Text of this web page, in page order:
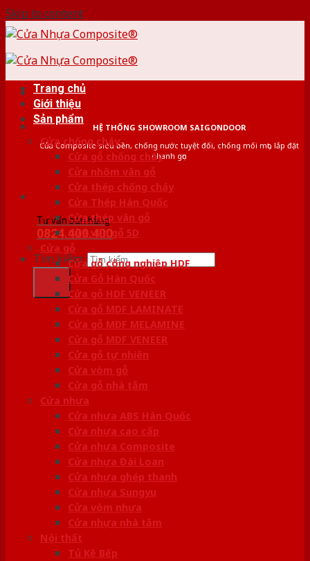
Skip to content
HỆ THỐNG SHOWROOM SAIGONDOOR
Cửa Composite siêu bền, chống nước tuyệt đối, chống mối mọt, lắp đặt
nhanh gọn
Tư vấn bán hàng
0824.400.400
Tìm kiếm:
Trang chủ
Giới thiệu
Sản phẩm
Cửa chống cháy
Cửa gỗ chống cháy
Cửa nhôm vân gỗ
Cửa thép chống cháy
Cửa Thép Hàn Quốc
Cửa thép vân gỗ
Cửa vân gỗ 5D
Cửa gỗ
Cửa gỗ công nghiệp HDF
Cửa Gỗ Hàn Quốc
Cửa gỗ HDF VENEER
Cửa gỗ MDF LAMINATE
Cửa gỗ MDF MELAMINE
Cửa gỗ MDF VENEER
Cửa gỗ tự nhiên
Cửa vòm gỗ
Cửa gỗ nhà tắm
Cửa nhựa
Cửa nhựa ABS Hàn Quốc
Cửa nhựa cao cấp
Cửa nhựa Composite
Cửa nhựa Đài Loan
Cửa nhựa ghép thanh
Cửa nhựa Sungyu
Cửa vòm nhựa
Cửa nhựa nhà tắm
Nội thất
Tủ Kệ Bếp